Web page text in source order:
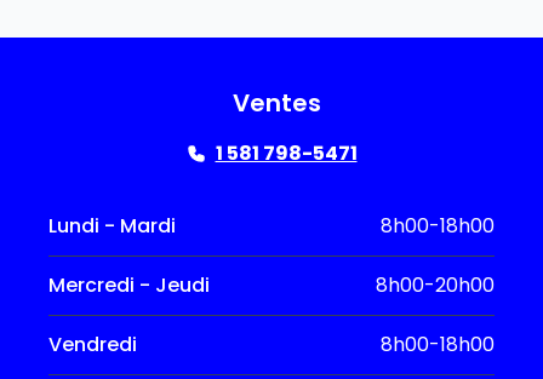
Ventes
1 581 798-5471
Lundi - Mardi 8h00-18h00
Mercredi - Jeudi 8h00-20h00
Vendredi 8h00-18h00